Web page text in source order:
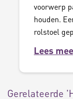
voorwerp
houden.
rolstoel
Lees
Gerelateerde